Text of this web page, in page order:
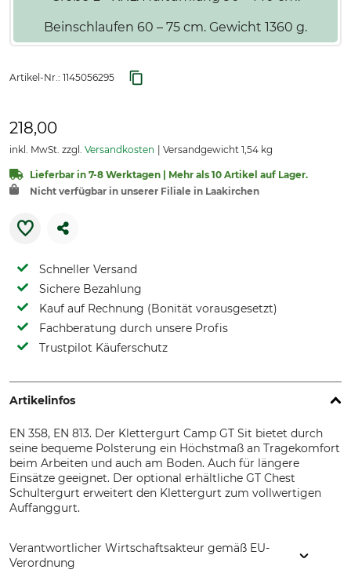
Beinschlaufen 60 – 75 cm. Gewicht 1360 g.
Artikel-Nr.: 1145056295
218,00
inkl. MwSt. zzgl. Versandkosten Versandgewicht 1,54 kg
Lieferbar in 7-8 Werktagen | Mehr als 10 Artikel auf Lager.
Nicht verfügbar in unserer Filiale in Laakirchen
Schneller Versand
Sichere Bezahlung
Kauf auf Rechnung (Bonität vorausgesetzt)
Fachberatung durch unsere Profis
Trustpilot Käuferschutz
Artikelinfos
EN 358, EN 813. Der Klettergurt Camp GT Sit bietet durch
seine bequeme Polsterung ein Höchstmaß an Tragekomfort
beim Arbeiten und auch am Boden. Auch für längere
Einsätze geeignet. Der optional erhältliche GT Chest
Schultergurt erweitert den Klettergurt zum vollwertigen
Auffanggurt.
Verantwortlicher Wirtschaftsakteur gemäß EU-
Verordnung